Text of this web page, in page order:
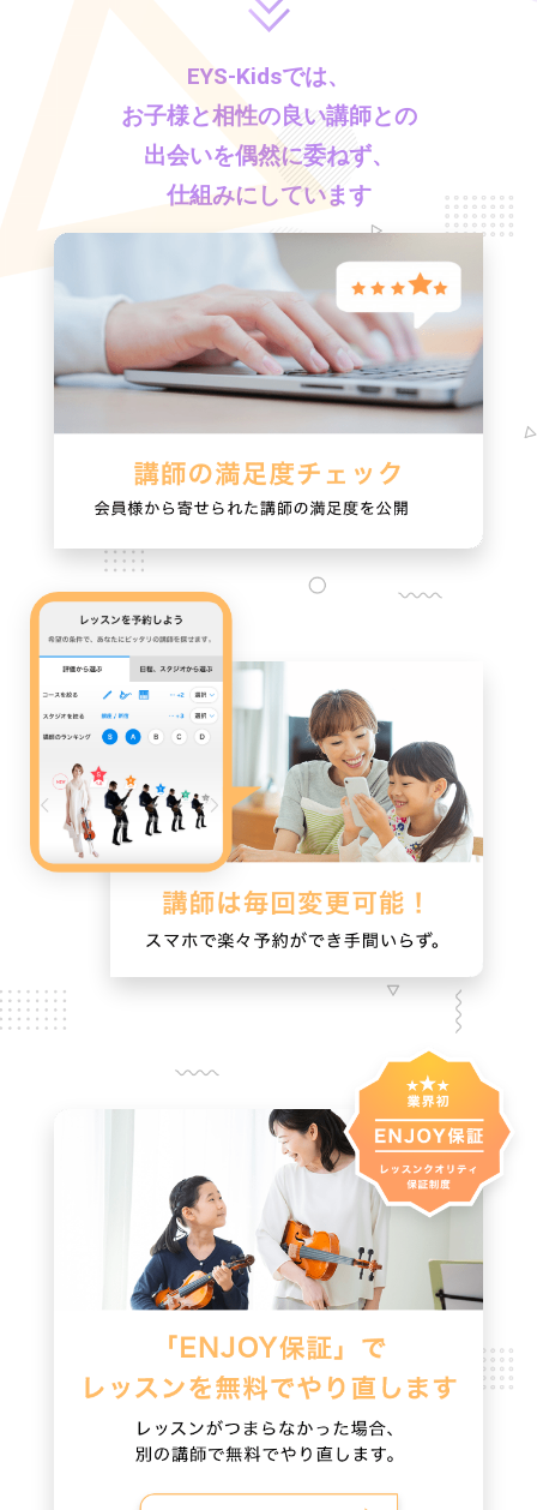
EYS-Kidsでは、
お子様と相性の良い講師との
出会いを偶然に委ねず、
仕組みにしています